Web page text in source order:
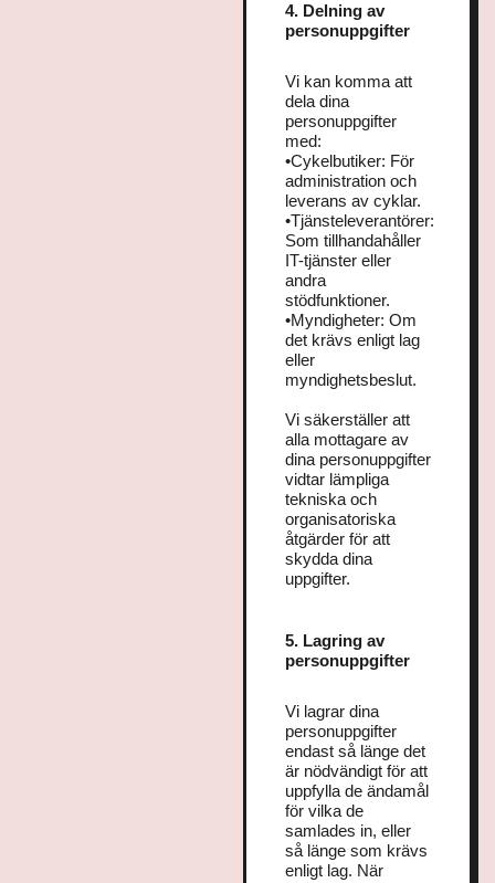
4. Delning av
personuppgifter
Vi kan komma att
dela dina
personuppgifter
med:
•Cykelbutiker: För
administration och
leverans av cyklar.
•Tjänsteleverantörer:
Som tillhandahåller
IT-tjänster eller
andra
stödfunktioner.
•Myndigheter: Om
det krävs enligt lag
eller
myndighetsbeslut.
Vi säkerställer att
alla mottagare av
dina personuppgifter
vidtar lämpliga
tekniska och
organisatoriska
åtgärder för att
skydda dina
uppgifter.
5. Lagring av
personuppgifter
Vi lagrar dina
personuppgifter
endast så länge det
är nödvändigt för att
uppfylla de ändamål
för vilka de
samlades in, eller
så länge som krävs
enligt lag. När